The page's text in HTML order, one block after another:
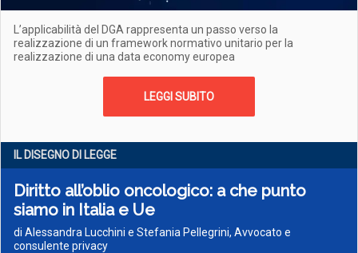
L’applicabilità del DGA rappresenta un passo verso la
realizzazione di un framework normativo unitario per la
realizzazione di una data economy europea
LEGGI SUBITO
IL DISEGNO DI LEGGE
Diritto all’oblio oncologico: a che punto
siamo in Italia e Ue
di Alessandra Lucchini e Stefania Pellegrini, Avvocato e
consulente privacy